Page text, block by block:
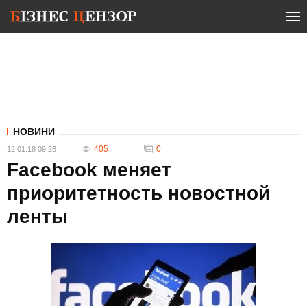
НОВИНИ
12.01.18 09:26 405 0
Facebook меняет
приоритетность новостной
ленты